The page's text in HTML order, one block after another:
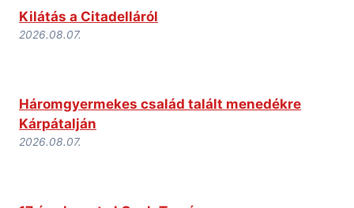
Kilátás a Citadelláról
2026.08.07.
Háromgyermekes család talált menedékre
Kárpátalján
2026.08.07.